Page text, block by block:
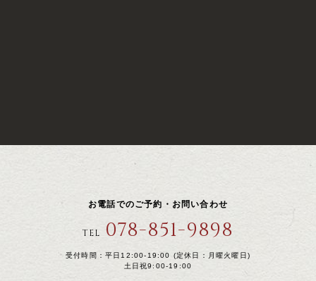
お電話でのご予約・お問い合わせ
TEL 078-851-9898
受付時間：平日12:00-19:00 (定休日：月曜火曜日)
土日祝9:00-19:00